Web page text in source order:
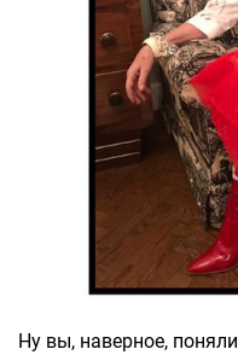
Ну вы, наверное,